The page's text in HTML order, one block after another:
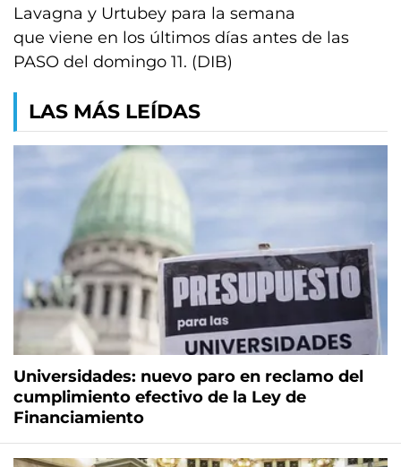
Lavagna y Urtubey para la semana
que viene en los últimos días antes de las
PASO del domingo 11. (DIB)
LAS MÁS LEÍDAS
Universidades: nuevo paro en reclamo del
cumplimiento efectivo de la Ley de
Financiamiento